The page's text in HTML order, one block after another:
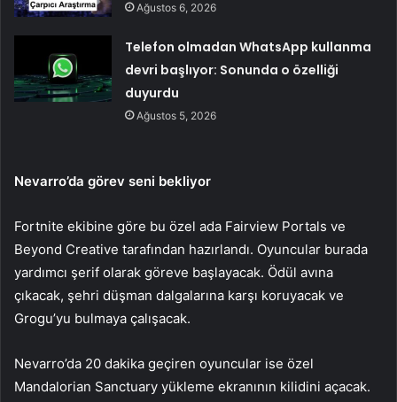
Ağustos 6, 2026
Telefon olmadan WhatsApp kullanma
devri başlıyor: Sonunda o özelliği
duyurdu
Ağustos 5, 2026
Nevarro’da görev seni bekliyor
Fortnite ekibine göre bu özel ada Fairview Portals ve
Beyond Creative tarafından hazırlandı. Oyuncular burada
yardımcı şerif olarak göreve başlayacak. Ödül avına
çıkacak, şehri düşman dalgalarına karşı koruyacak ve
Grogu’yu bulmaya çalışacak.
Nevarro’da 20 dakika geçiren oyuncular ise özel
Mandalorian Sanctuary yükleme ekranının kilidini açacak.